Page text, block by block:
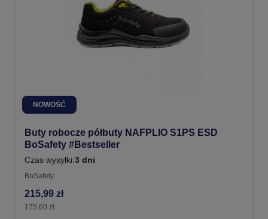
NOWOŚĆ
Buty robocze półbuty NAFPLIO S1PS ESD
BoSafety #Bestseller
Czas wysyłki:3 dni
BoSafety
215,99 zł
175,60 zł